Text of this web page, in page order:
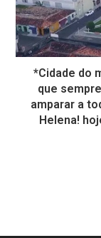
*Cidade do
que
amparar a
Helena!